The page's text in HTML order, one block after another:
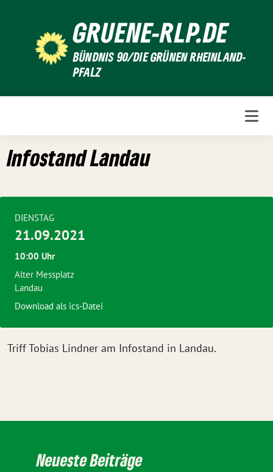
GRUENE-RLP.DE
BÜNDNIS 90/DIE GRÜNEN RHEINLAND-
PFALZ
Infostand Landau
Triff Tobias Lindner am Infostand in Landau.
DIENSTAG
21.09.2021
10:00 Uhr
Alter Messplatz
Landau
Download als ics-Datei
Neueste Beiträge